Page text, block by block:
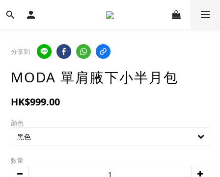
分享到
MODA 單肩腋下小半月包
HK$999.00
顏色
數量